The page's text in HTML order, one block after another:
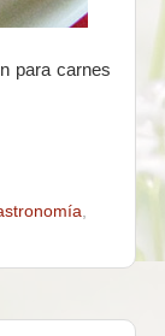
para carnes
,